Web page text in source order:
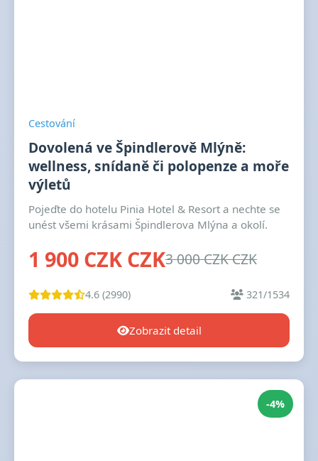
Cestování
Dovolená ve Špindlerově Mlýně:
wellness, snídaně či polopenze a moře
výletů
Pojeďte do hotelu Pinia Hotel & Resort a nechte se
unést všemi krásami Špindlerova Mlýna a okolí.
1 900 CZK CZK3 000 CZK CZK
4.6 (2990) 321/1534
Zobrazit detail
-4%